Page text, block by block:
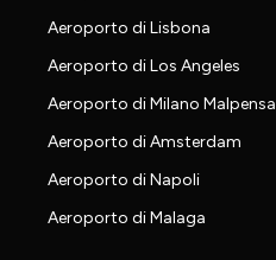
Aeroporto di Lisbona
Aeroporto di Los Angeles
Aeroporto di Milano Malpensa
Aeroporto di Amsterdam
Aeroporto di Napoli
Aeroporto di Malaga